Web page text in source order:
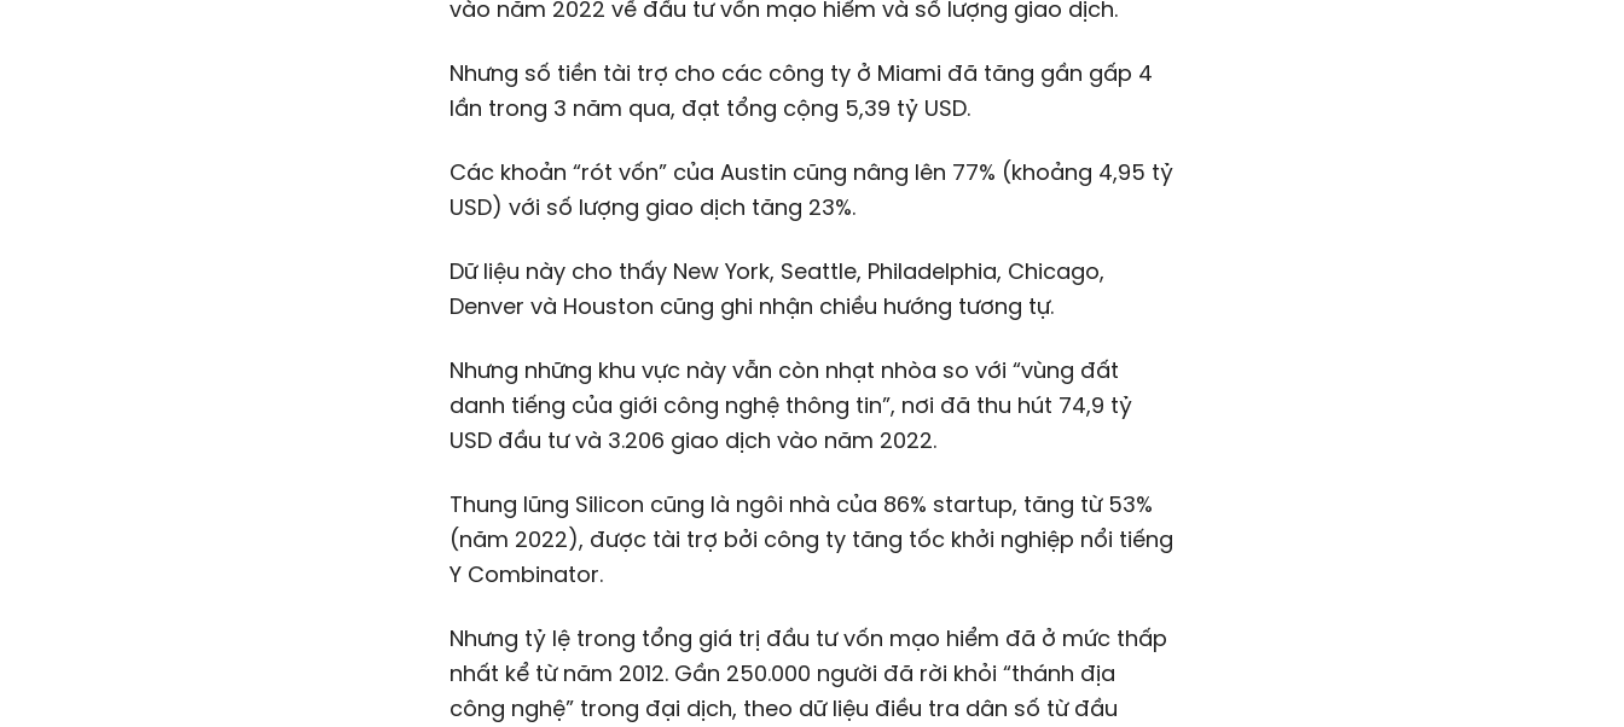
vào năm 2022 về đầu tư vốn mạo hiểm và số lượng giao dịch.
Nhưng số tiền tài trợ cho các công ty ở Miami đã tăng gần gấp 4
lần trong 3 năm qua, đạt tổng cộng 5,39 tỷ USD.
Các khoản “rót vốn” của Austin cũng nâng lên 77% (khoảng 4,95 tỷ
USD) với số lượng giao dịch tăng 23%.
Dữ liệu này cho thấy New York, Seattle, Philadelphia, Chicago,
Denver và Houston cũng ghi nhận chiều hướng tương tự.
Nhưng những khu vực này vẫn còn nhạt nhòa so với “vùng đất
danh tiếng của giới công nghệ thông tin”, nơi đã thu hút 74,9 tỷ
USD đầu tư và 3.206 giao dịch vào năm 2022.
Thung lũng Silicon cũng là ngôi nhà của 86% startup, tăng từ 53%
(năm 2022), được tài trợ bởi công ty tăng tốc khởi nghiệp nổi tiếng
Y Combinator.
Nhưng tỷ lệ trong tổng giá trị đầu tư vốn mạo hiểm đã ở mức thấp
nhất kể từ năm 2012. Gần 250.000 người đã rời khỏi “thánh địa
công nghệ” trong đại dịch, theo dữ liệu điều tra dân số từ đầu